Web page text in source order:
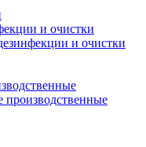
и очистки
и очистки